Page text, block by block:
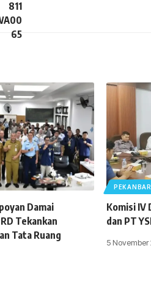
Damai
Tekankan
Tata Ruang
Komisi IV
dan PT
5 November